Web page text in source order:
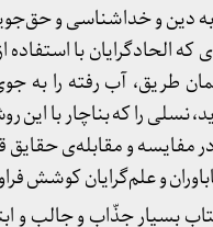
دین و خداشناسی و
الحادگرایان با
طریق، آب رفته را به
نسلی را که بناچار با
و مقابله‌ی حقایق
و علم‌گرایان کوشش
کتاب بسیار جذّاب و جالب